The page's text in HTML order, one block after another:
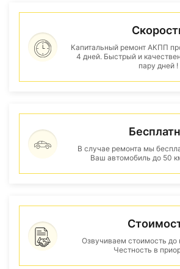
Капитальный ремонт АКПП
4 дней. Быстрый и
пару дней !
В случае ремонта мы
Ваш автомобиль до 50
Озвучиваем стоимость до
Честность в